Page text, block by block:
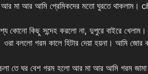
আর মা আর আমি প্রেমিকদের মতো ঘুরতে
কোনো কিছু সন্দেহ করলো না, দুপুরে বাইরে খেলাম।
ওরা বললো গরম কালে হিটার দেয়া হয়না। আমি জোর
চলা তে ঘর বেশ গরম হলো আর মা আর আমি গরম